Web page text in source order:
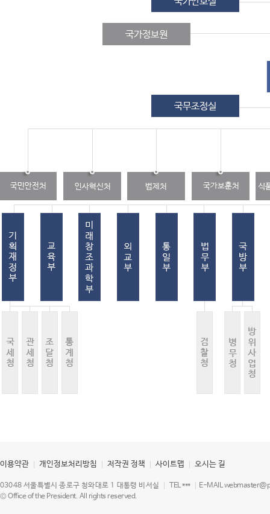
이용약관 개인정보처리방침 저작권 정책 사이트맵 오시는 길
03048 서울특별시 종로구 청와대로 1 대통령 비서실 TEL ***
E-MAIL
© Office of the President. All rights reserved.